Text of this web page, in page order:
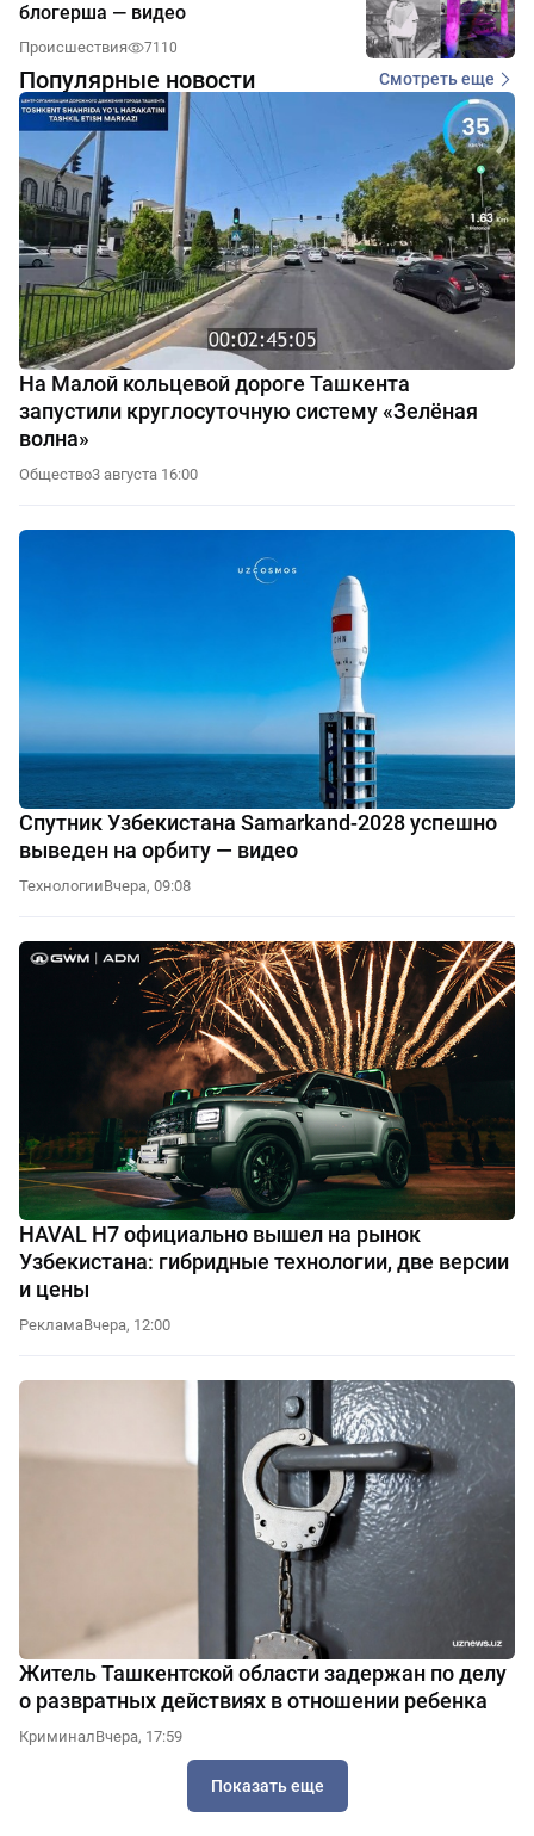
блогерша — видео
Происшествия 7110
Популярные новости Смотреть еще
На Малой кольцевой дороге Ташкента
запустили круглосуточную систему «Зелёная
волна»
Общество3 августа 16:00
Спутник Узбекистана Samarkand-2028 успешно
выведен на орбиту — видео
ТехнологииВчера, 09:08
HAVAL H7 официально вышел на рынок
Узбекистана: гибридные технологии, две версии
и цены
РекламаВчера, 12:00
Житель Ташкентской области задержан по делу
о развратных действиях в отношении ребенка
КриминалВчера, 17:59
Показать еще